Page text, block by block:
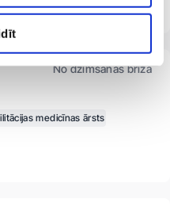
No dzimšanas brīža
medicīnas ārsts